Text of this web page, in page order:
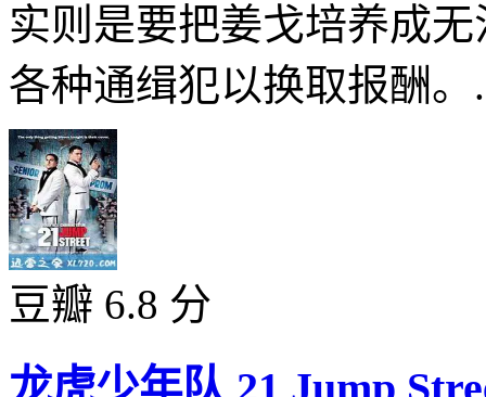
实则是要把姜戈培养成
各种通缉犯以换取报酬
豆瓣 6.8 分